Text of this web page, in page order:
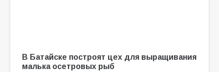
В Батайске построят цех для выращивания
малька осетровых рыб